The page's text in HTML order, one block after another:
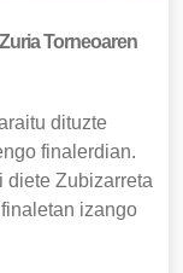
Torneoaren
dituzte
finalerdian.
diete Zubizarreta
izango